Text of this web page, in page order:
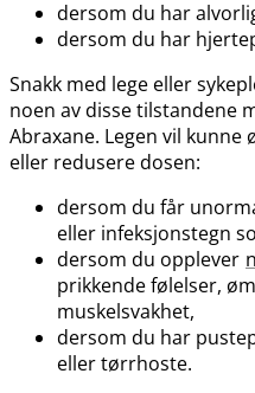
dersom du har
dersom du har
Snakk med lege eller
noen av disse tilstandene
Abraxane. Legen vil kunne
eller redusere dosen:
dersom du får
eller infeksjonstegn
dersom du opplever
prikkende følelser,
muskelsvakhet,
dersom du har
eller tørrhoste.